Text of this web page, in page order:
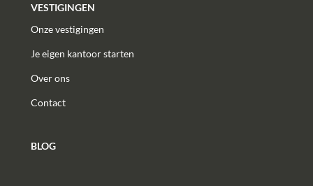
VESTIGINGEN
Onze vestigingen
Je eigen kantoor starten
Over ons
Contact
BLOG